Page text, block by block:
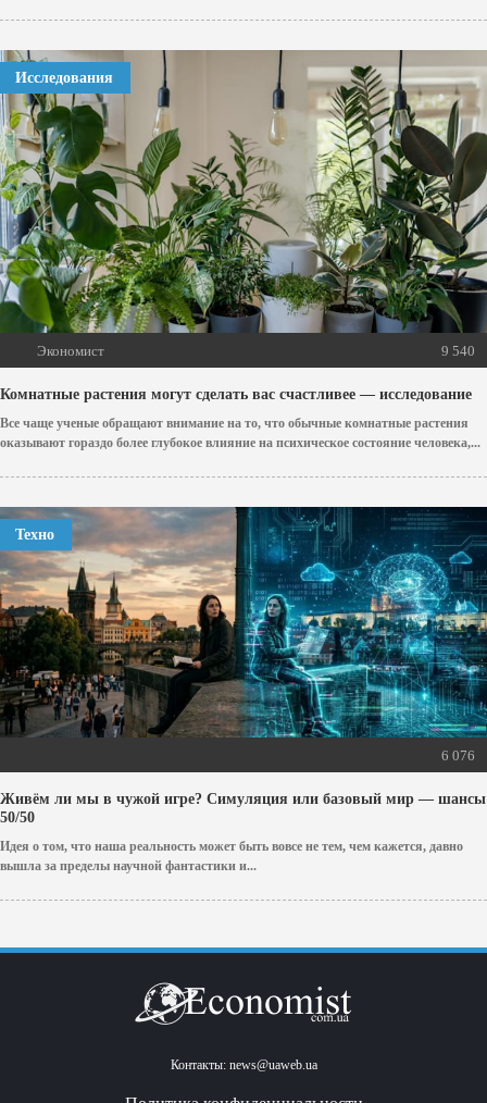
Исследования
Экономист 9 540
Комнатные растения могут сделать вас счастливее — исследование
Все чаще ученые обращают внимание на то, что обычные комнатные растения
оказывают гораздо более глубокое влияние на психическое состояние человека,...
Техно
6 076
Живём ли мы в чужой игре? Симуляция или базовый мир — шансы
50/50
Идея о том, что наша реальность может быть вовсе не тем, чем кажется, давно
вышла за пределы научной фантастики и...
Контакты: news@uaweb.ua